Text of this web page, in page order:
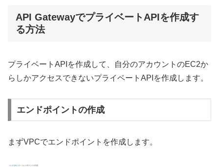
API GatewayでプライベートAPIを作成す
る方法
プライベートAPIを作成して、自分のアカウントのEC2か
らしかアクセスできないプライベートAPIを作成します。
エンドポイントの作成
まずVPCでエンドポイントを作成します。